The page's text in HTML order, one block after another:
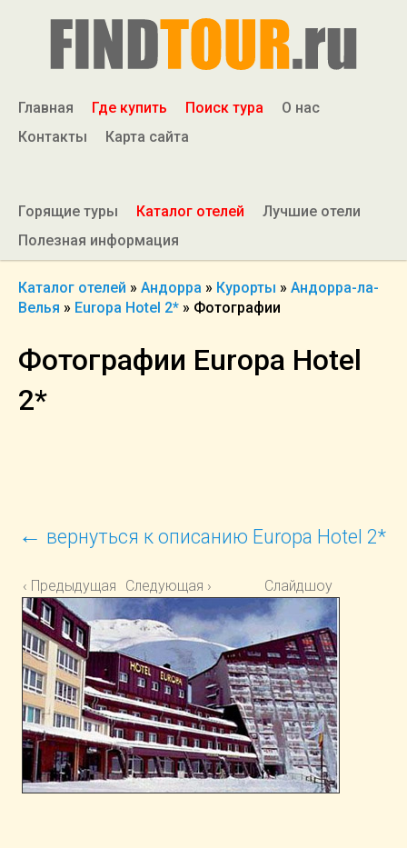
Главная Где купить Поиск тура
О нас
Контакты
Карта сайта
Горящие туры Каталог отелей
Лучшие отели
Полезная информация
Каталог отелей » Андорра » Курорты » Андорра-ла-
Велья » Europa Hotel 2* » Фотографии
Фотографии Europa Hotel
2*
← вернуться к описанию Europa Hotel 2*
‹ Предыдущая Следующая › Слайдшоу